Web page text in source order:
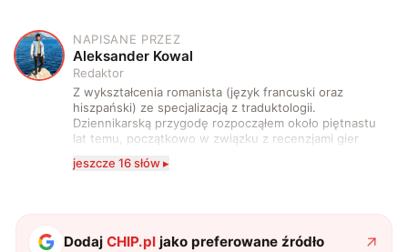
A
NAPISANE PRZEZ
Aleksander Kowal
Redaktor
Z wykształcenia romanista (język francuski oraz
hiszpański) ze specjalizacją z traduktologii.
Dziennikarską przygodę rozpocząłem około piętnastu
lat temu, początkowo w związku z recenzjami gier
komputerowych i filmów. Obecnie publikuję
zdecydowanie częściej na tematy związane z nauką
także uprawiać oraz oglądać sport.
jeszcze 16 słów ▸
DodajCHIP.pl jako preferowane źródło